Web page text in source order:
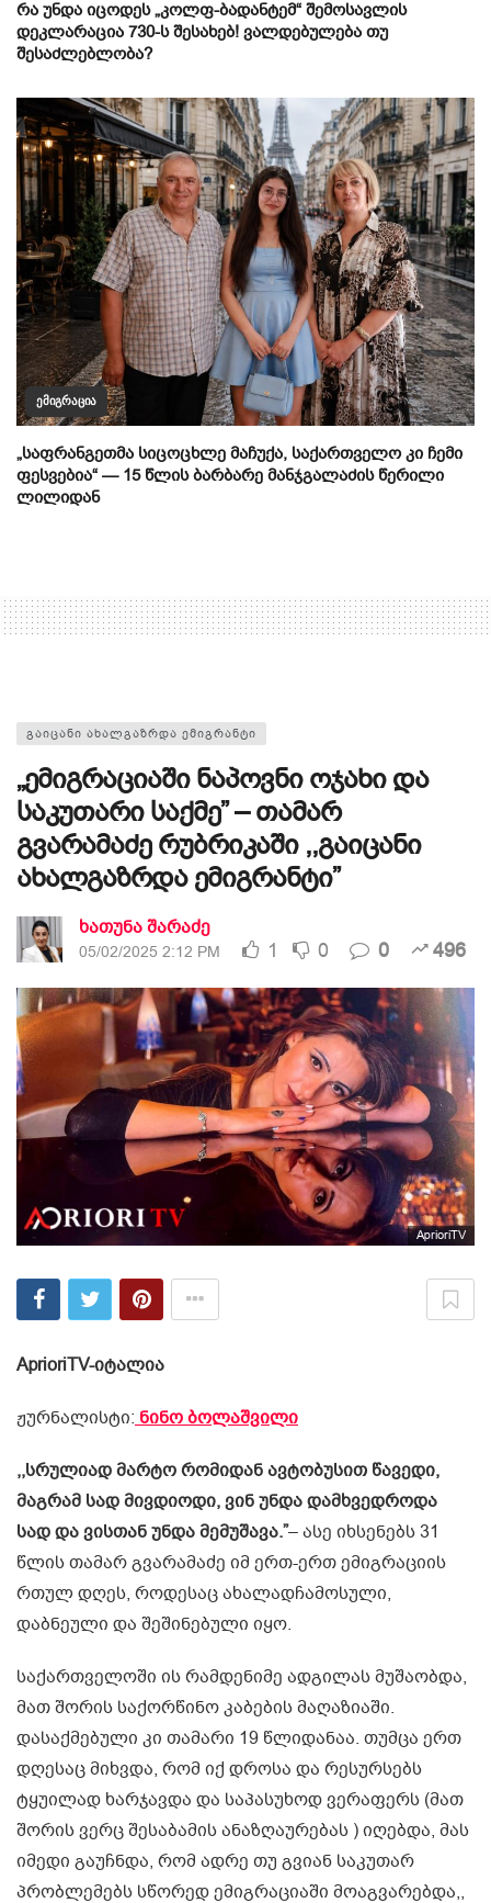
რა უნდა იცოდეს „კოლფ-ბადანტემ“ შემოსავლის
დეკლარაცია 730-ს შესახებ! ვალდებულება თუ
შესაძლებლობა?
ᲔᲛᲘᲒᲠᲐᲪᲘᲐ
„საფრანგეთმა სიცოცხლე მაჩუქა, საქართველო კი ჩემი
ფესვებია“ — 15 წლის ბარბარე მანჯგალაძის წერილი
ლილიდან
ᲒᲐᲘᲪᲐᲜᲘ ᲐᲮᲐᲚᲒᲐᲖᲠᲓᲐ ᲔᲛᲘᲒᲠᲐᲜᲢᲘ
„ემიგრაციაში ნაპოვნი ოჯახი და
საკუთარი საქმე” – თამარ
გვარამაძე რუბრიკაში ,,გაიცანი
ახალგაზრდა ემიგრანტი”
ხათუნა შარაძე
05/02/2025 2:12 PM 1 0 0 496
AprioriTV
AprioriTV-იტალია
ჟურნალისტი: ნინო ბოლაშვილი
,,სრულიად მარტო რომიდან ავტობუსით წავედი,
მაგრამ სად მივდიოდი, ვინ უნდა დამხვედროდა
სად და ვისთან უნდა მემუშავა.”– ასე იხსენებს 31
წლის თამარ გვარამაძე იმ ერთ-ერთ ემიგრაციის
რთულ დღეს, როდესაც ახალადჩამოსული,
დაბნეული და შეშინებული იყო.
საქართველოში ის რამდენიმე ადგილას მუშაობდა,
მათ შორის საქორწინო კაბების მაღაზიაში.
დასაქმებული კი თამარი 19 წლიდანაა. თუმცა ერთ
დღესაც მიხვდა, რომ იქ დროსა და რესურსებს
ტყუილად ხარჯავდა და საპასუხოდ ვერაფერს (მათ
შორის ვერც შესაბამის ანაზღაურებას ) იღებდა, მას
იმედი გაუჩნდა, რომ ადრე თუ გვიან საკუთარ
პრობლემებს სწორედ ემიგრაციაში მოაგვარებდა,,